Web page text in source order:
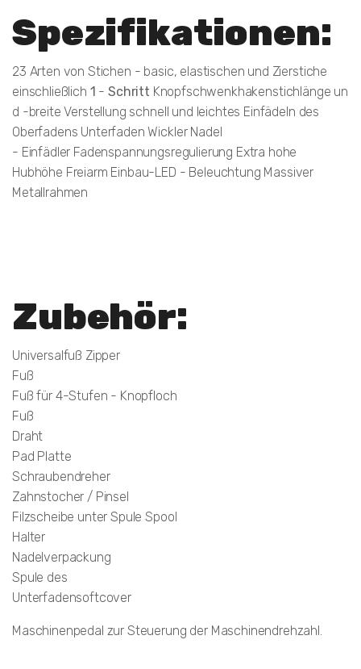
Spezifikationen:
23 Arten von Stichen - basic, elastischen und Zierstiche
einschließlich 1 - Schritt Knopfschwenkhakenstichlänge un
d -breite Verstellung schnell und leichtes Einfädeln des
Oberfadens Unterfaden Wickler Nadel
- Einfädler Fadenspannungsregulierung Extra hohe
Hubhöhe Freiarm Einbau-LED - Beleuchtung Massiver
Metallrahmen
Zubehör:
Universalfuß Zipper
Fuß
Fuß für 4-Stufen - Knopfloch
Fuß
Draht
Pad Platte
Schraubendreher
Zahnstocher / Pinsel
Filzscheibe unter Spule Spool
Halter
Nadelverpackung
Spule des
Unterfadensoftcover
Maschinenpedal zur Steuerung der Maschinendrehzahl.